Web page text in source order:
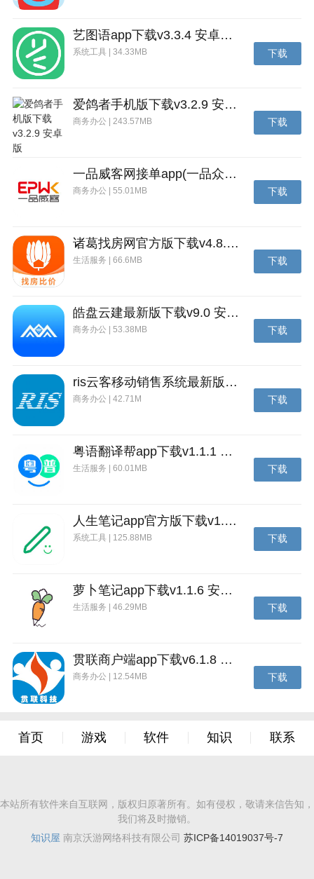
1、排位拉力赛匹配机制优化，新增宝宝名字、性别修
改，休闲区赛道优化。
2、休闲区视觉风格升级、基础体验等优化。
3、优化战报界面的美术表现和展示信息。
4、车队赛匹配机制优化，调整赛季切换当周车队活跃
获取上限。
5、连败保护优化：在黄金和钻石段位中，分模式连败5
局以上会额外获得排位连败保护+1分。
6、新增星耀段位的排位赛换车功能。
8、新玩法-趣味乱斗，一秒变猪
9、一些已知问题修复
11、新资源-新车新衣，炫目登场
12、新系统-拜师收徒，丰厚奖励
13、环球任务改版。
14、新增排位赛赛季成就。
v1.12.0.14068 版本
【全新玩法】
1、新玩法-甜蜜宝宝，趣味养成
3、新系统-魔法套装，专属背景
4、新资源-新车新衣，惊喜登场
1.增加贵族5及以上背包格子。更新斗图表情包。新增3
人房间互动功能。
2.星光相册入口暂时关闭，仍可上传相片到个人空间。
3.部分赛道将进入怀旧频道，但仍可下载扩展资源体
验。
5.排位赛优化：匹配机制，新增换车流程、排位赛战
赛MVP成员展示。
7.绿茵车王模式净胜球调整为4球。调整职业Ⅰ段任务中
艺图语app下载v3.3.4 安卓免费版
系统工具 | 34.33MB 下载
爱鸽者手机版下载v3.2.9 安卓版
商务办公 | 243.57MB 下载
一品威客网接单app(一品众包)下载v2.7.1 安卓最新版
商务办公 | 55.01MB 下载
诸葛找房网官方版下载v4.8.1.1 安卓最新版
生活服务 | 66.6MB 下载
皓盘云建最新版下载v9.0 安卓版
商务办公 | 53.38MB 下载
ris云客移动销售系统最新版下载v1.1.25 安卓手机版
商务办公 | 42.71M 下载
粤语翻译帮app下载v1.1.1 安卓版
生活服务 | 60.01MB 下载
人生笔记app官方版下载v1.19.4 安卓版
系统工具 | 125.88MB 下载
萝卜笔记app下载v1.1.6 安卓版
生活服务 | 46.29MB 下载
贯联商户端app下载v6.1.8 安卓版
商务办公 | 12.54MB 下载
首页 游戏 软件 知识 联系
本站所有软件来自互联网，版权归原著所有。如有侵权，敬请来信告知，
我们将及时撤销。
知识屋 南京沃游网络科技有限公司 苏ICP备14019037号-7